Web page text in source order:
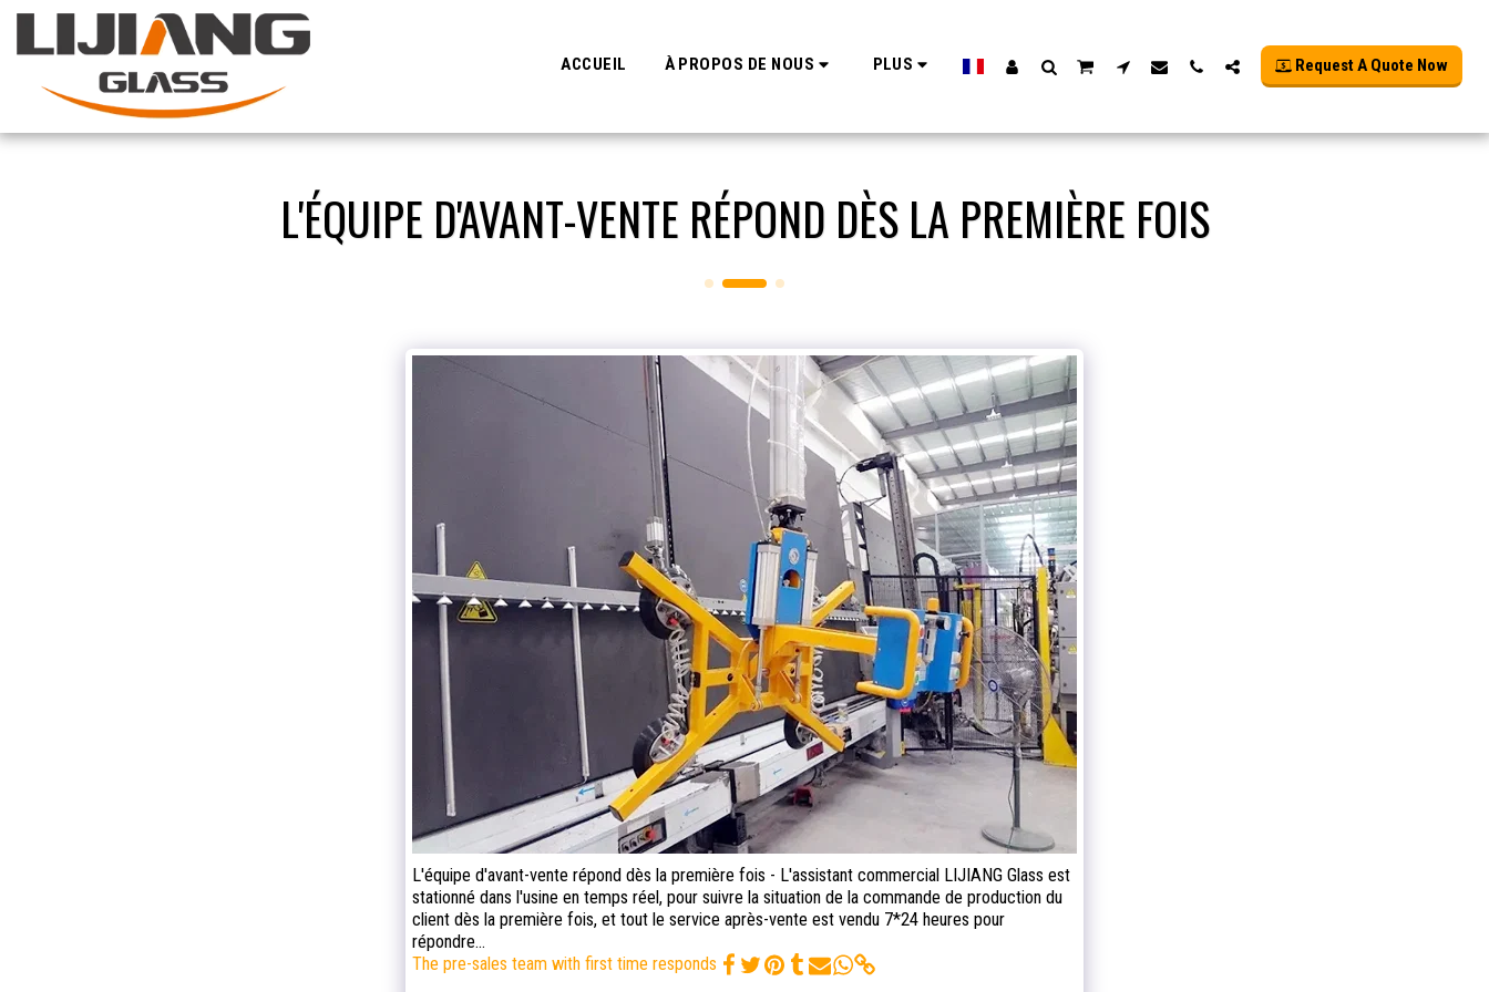
ACCUEIL À PROPOS DE NOUS PLUS Request A Quote Now
L'ÉQUIPE D'AVANT-VENTE RÉPOND DÈS LA PREMIÈRE FOIS
L'équipe d'avant-vente répond dès la première fois - L'assistant commercial LIJIANG Glass est
stationné dans l'usine en temps réel, pour suivre la situation de la commande de production du
client dès la première fois, et tout le service après-vente est vendu 7*24 heures pour
répondre...
The pre-sales team with first time responds